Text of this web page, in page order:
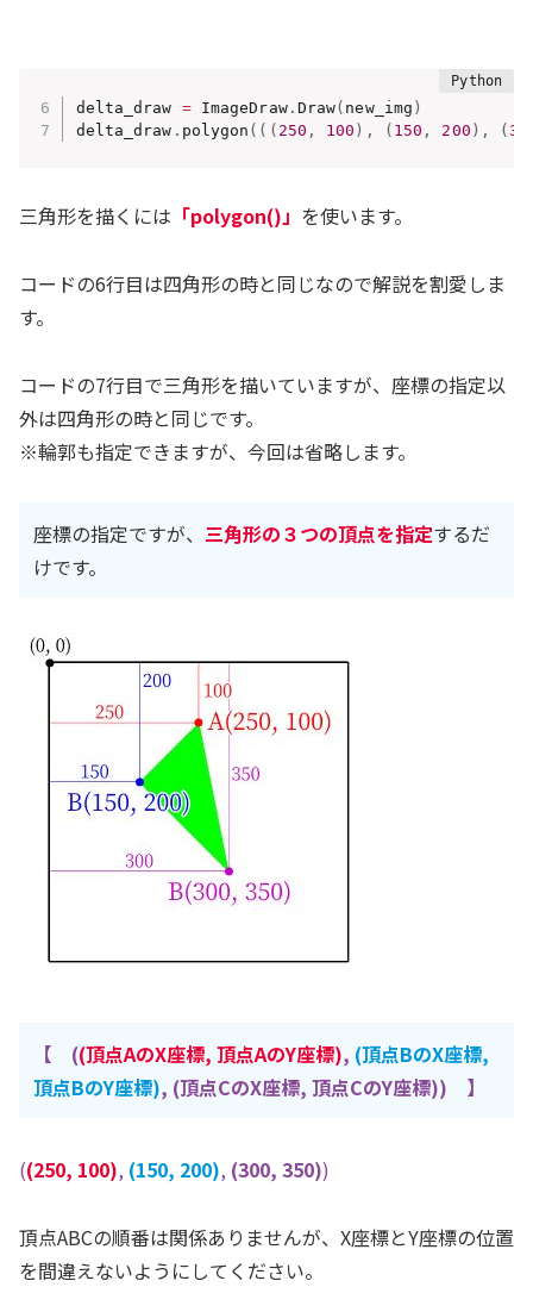
delta_draw = ImageDraw. Draw( new_img )
delta_draw . polygon ( ( ( 250 , 100 ) , ( 150 , 200 ) , (
三角形を描くには 「polygon()」 を使います。
コードの6行目は四角形の時と同じなので解説を割愛しま
す。
コードの7行目で三角形を描いていますが、座標の指定以
外は四角形の時と同じです。
※輪郭も指定できますが、今回は省略します。
座標の指定ですが、 三角形の３つの頂点を指定するだ
けです。
【 ((頂点AのX座標, 頂点AのY座標), (頂点BのX座標,
頂点BのY座標), (頂点CのX座標, 頂点CのY座標)) 】
((250, 100), (150, 200), (300, 350))
頂点ABCの順番は関係ありませんが、X座標とY座標の位置
を間違えないようにしてください。